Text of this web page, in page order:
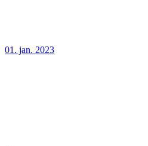
01. jan. 2023